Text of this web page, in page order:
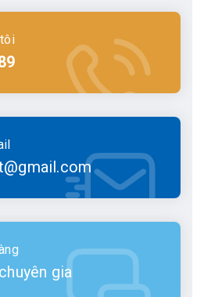
năng nổi bật của thiết kế là kính
cao, cho phép quan sát rõ ràng
ngay cả trong điều kiện ánh sáng
được đánh giá cao về độ chính
việc ổn định. Hệ thống quang
nổi bật nhất là hệ thống tự
máy nhanh chóng đạt được
tiết kiệm thời gian và công sức
gia